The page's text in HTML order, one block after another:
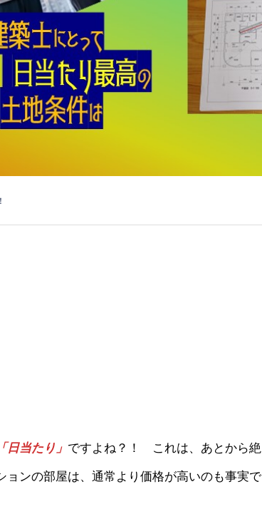
「日当たり」 ですよね？！ これは、あとから絶
ンの部屋は、通常より価格が高いのも事実で